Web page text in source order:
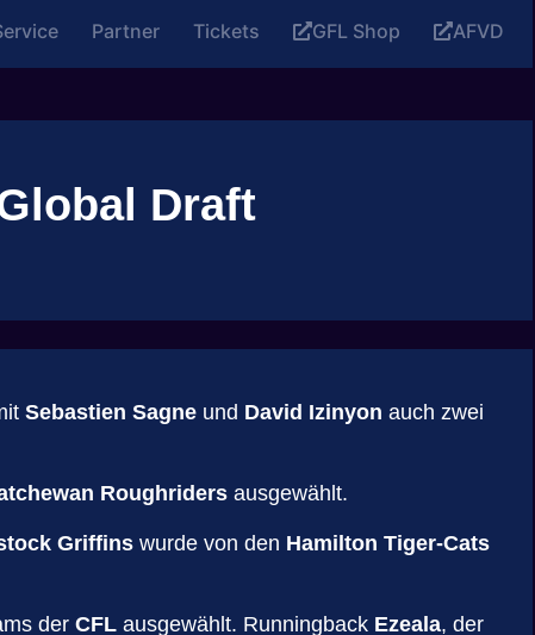
Partner Tickets GFL Shop AFVD
Draft
Sebastien Sagne und David Izinyon auch zwei
Roughriders ausgewählt.
Griffins wurde von den Hamilton Tiger-Cats
der CFL ausgewählt. Runningback Ezeala, der